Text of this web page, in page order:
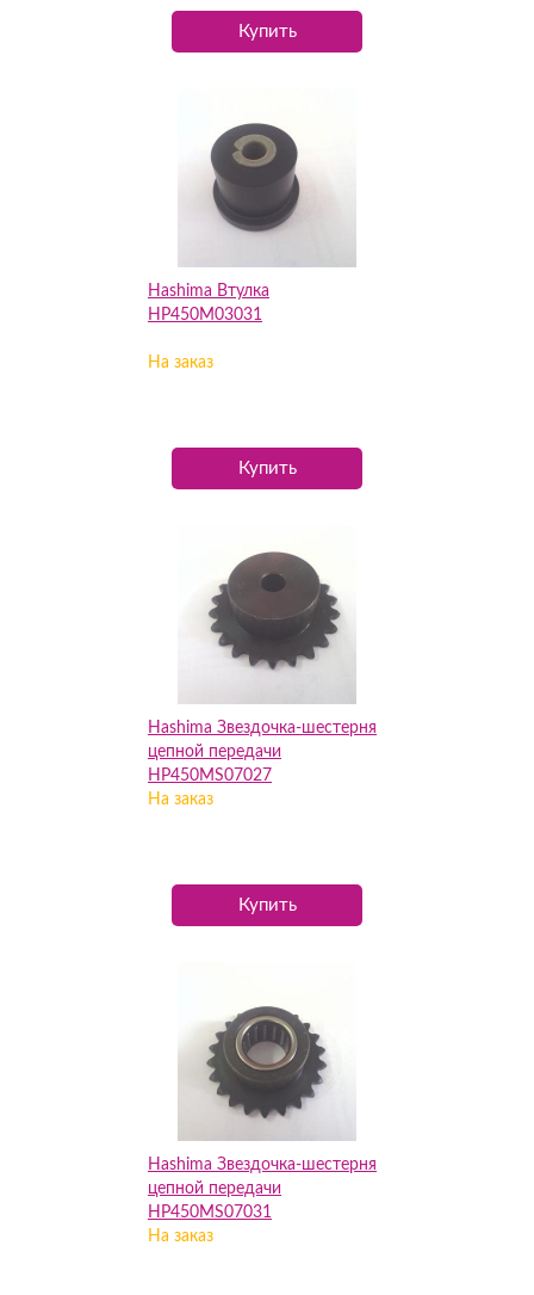
Купить
Hashima Втулка
HP450M03031
На заказ
Купить
Hashima Звездочка-шестерня
цепной передачи
HP450MS07027
На заказ
Купить
Hashima Звездочка-шестерня
цепной передачи
HP450MS07031
На заказ